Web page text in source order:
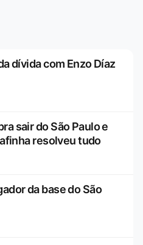
dívida com Enzo Díaz
sair do São Paulo e
resolveu tudo
da base do São